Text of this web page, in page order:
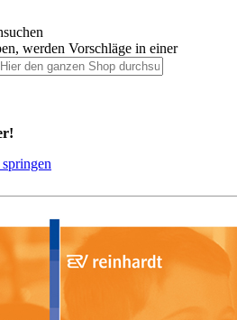
werden Vorschläge in einer